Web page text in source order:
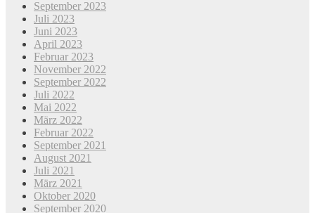
September 2023
Juli 2023
Juni 2023
April 2023
Februar 2023
November 2022
September 2022
Juli 2022
Mai 2022
März 2022
Februar 2022
September 2021
August 2021
Juli 2021
März 2021
Oktober 2020
September 2020